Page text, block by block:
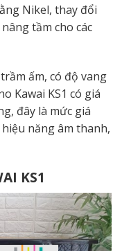
Nikel, thay đổi
tầm cho các
ấm, có độ vang
Kawai KS1 có giá
đây là mức giá
năng âm thanh,
KS1